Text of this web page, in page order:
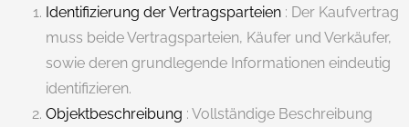
Identifizierung der Vertragsparteien : Der Kaufvertrag
muss beide Vertragsparteien, Käufer und Verkäufer,
sowie deren grundlegende Informationen eindeutig
identifizieren.
Objektbeschreibung : Vollständige Beschreibung